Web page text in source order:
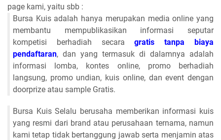
page kami, yaitu sbb :
Bursa Kuis adalah hanya merupakan media online yang
membantu mempublikasikan informasi seputar
kompetisi berhadiah secaragratis tanpa biaya
pendaftaran, dan yang termasuk di dalamnya adalah
informasi lomba, kontes online, promo berhadiah
langsung, promo undian, kuis online, dan event dengan
doorprize atau sample Gratis.
Bursa Kuis Selalu berusaha memberikan informasi kuis
yang resmi dari brand atau perusahaan ternama, namun
kami tetap tidak bertanggung jawab serta menjamin atas